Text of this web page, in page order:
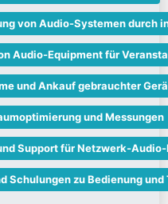
von Audio-Systemen durch
Audio-Equipment für
und Ankauf gebrauchter
und Messungen
Support für Netzwerk-
Schulungen zu Bedienung und